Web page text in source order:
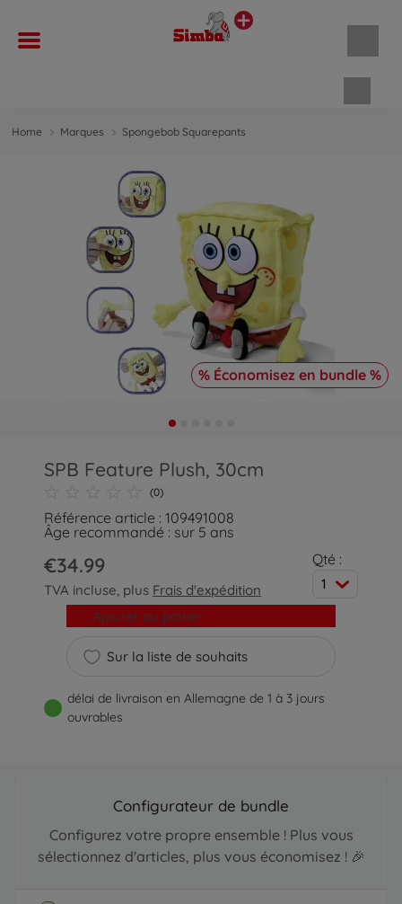
Home Marques Spongebob Squarepants
% Économisez en bundle %
SPB Feature Plush, 30cm
(0)
Référence article : 109491008
Âge recommandé : sur 5 ans
€34.99
TVA incluse, plus Frais d'expédition
Qté :
1
Sur la liste de souhaits
Ajouter au panier
délai de livraison en Allemagne de 1 à 3 jours
ouvrables
Configurateur de bundle
Configurez votre propre ensemble ! Plus vous
sélectionnez d'articles, plus vous économisez ! 🎉